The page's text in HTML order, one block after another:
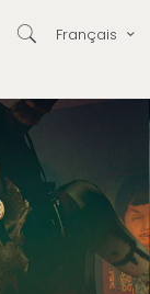
Français